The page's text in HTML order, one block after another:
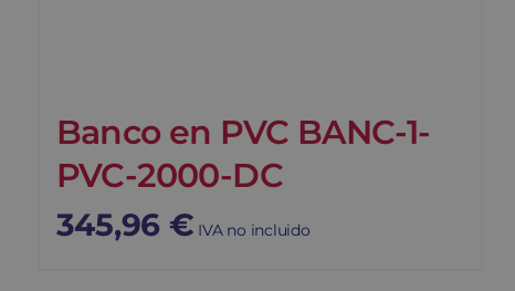
Banco en PVC BANC-1-
PVC-2000-DC
345,96 € IVA no incluido